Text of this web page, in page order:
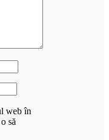
web în
să